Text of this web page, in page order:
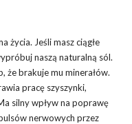
życia. Jeśli masz ciągłe
naszą naturalną sól.
że brakuje mu minerałów.
pracę szyszynki,
silny wpływ na poprawę
nerwowych przez